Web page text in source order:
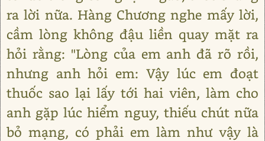
ra lời nữa. Hàng Chương nghe mấy lời,
cầm lòng không đậu liền quay mặt ra
hỏi rằng: "Lòng của em anh đã rõ rồi,
nhưng anh hỏi em: Vậy lúc em đoạt
thuốc sao lại lấy tới hai viên, làm cho
anh gặp lúc hiểm nguy, thiếu chút nữa
bỏ mạng, có phải em làm như vậy là